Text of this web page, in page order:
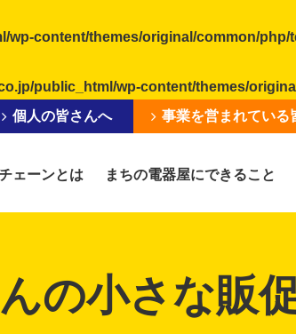
wp-content/themes/original/common/php/
public_html/wp-content/themes/
ェーンとは まちの電器屋にできること
個人の皆さんへ 事業を営まれている
の小さな販